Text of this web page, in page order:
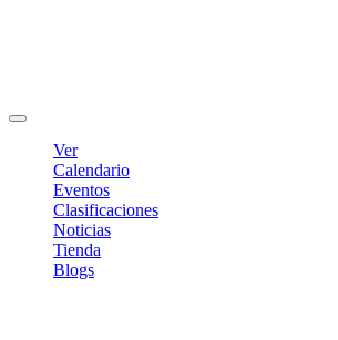
Ver
Calendario
Eventos
Clasificaciones
Noticias
Tienda
Blogs